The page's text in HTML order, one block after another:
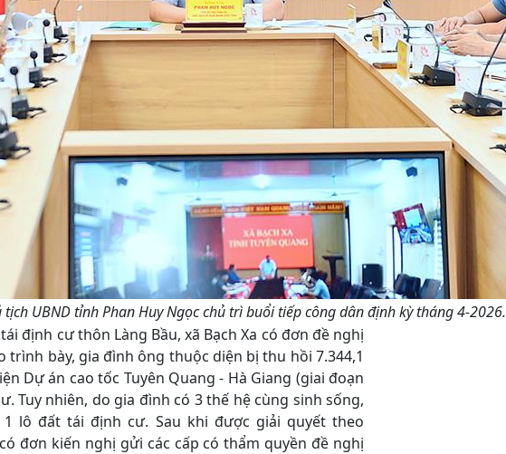
tịch UBND tỉnh Phan Huy Ngọc chủ trì buổi tiếp công dân định kỳ tháng 4-2026.
định cư thôn Làng Bầu, xã Bạch Xa có đơn đề nghị
bày, gia đình ông thuộc diện bị thu hồi 7.344,1
Dự án cao tốc Tuyên Quang - Hà Giang (giai đoạn
Tuy nhiên, do gia đình có 3 thế hệ cùng sinh sống,
lô đất tái định cư. Sau khi được giải quyết theo
đơn kiến nghị gửi các cấp có thẩm quyền đề nghị